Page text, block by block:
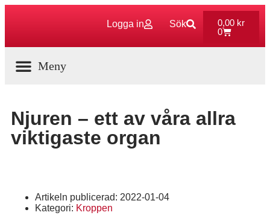
Logga in Sök 0,00 kr
0
Njuren – ett av våra allra
viktigaste organ
Artikeln publicerad: 2022-01-04
Kategori: Kroppen